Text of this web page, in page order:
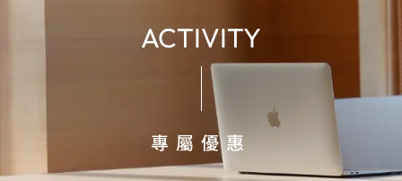
ACTIVITY
專屬優惠